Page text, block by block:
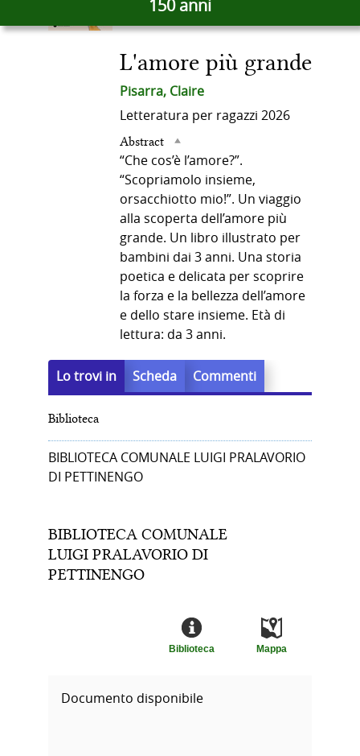
150 anni
del
documento
in
risorse
L'amore più grande
Pisarra, Claire
Letteratura per ragazzi 2026
Abstract
“Che cos’è l’amore?”.
“Scopriamolo insieme,
orsacchiotto mio!”. Un viaggio
alla scoperta dell’amore più
grande. Un libro illustrato per
bambini dai 3 anni. Una storia
poetica e delicata per scoprire
la forza e la bellezza dell’amore
e dello stare insieme. Età di
lettura: da 3 anni.
Lo trovi in Scheda Commenti
Biblioteca
BIBLIOTECA COMUNALE LUIGI PRALAVORIO
DI PETTINENGO
BIBLIOTECA COMUNALE
LUIGI PRALAVORIO DI
PETTINENGO
Mappa
Biblioteca
Documento disponibile